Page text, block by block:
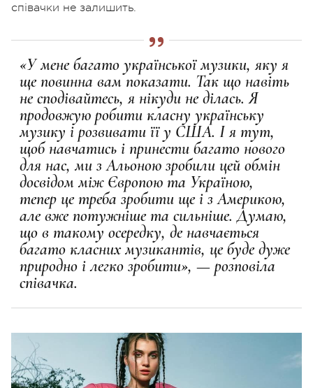
співачки не залишить.
«У мене багато української музики, яку я
ще повинна вам показати. Так що навіть
не сподівайтесь, я нікуди не ділась. Я
продовжую робити класну українську
музику і розвивати її у США. І я тут,
щоб навчатись і принести багато нового
для нас, ми з Альоною зробили цей обмін
досвідом між Європою та Україною,
тепер це треба зробити ще і з Америкою,
але вже потужніше та сильніше. Думаю,
що в такому осередку, де навчається
багато класних музикантів, це буде дуже
природно і легко зробити», — розповіла
співачка.